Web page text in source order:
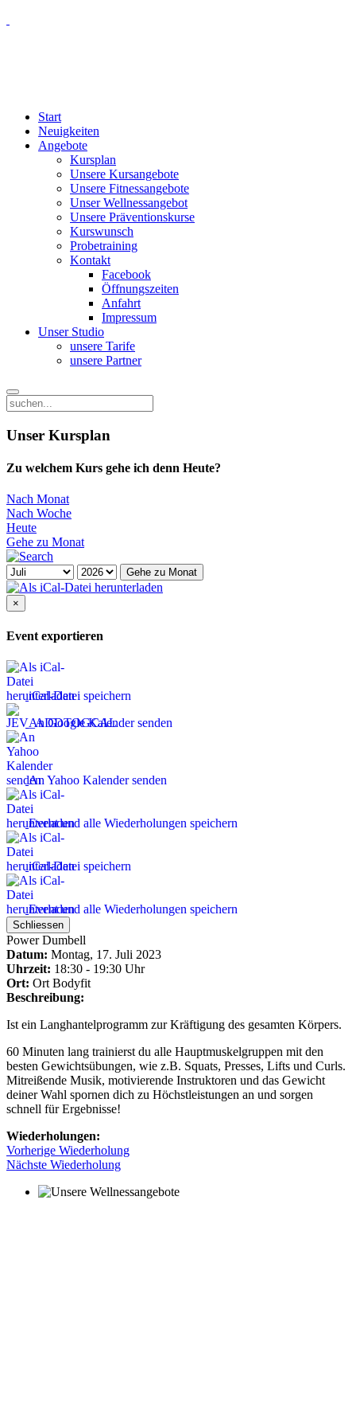
Start
Neuigkeiten
Angebote
Kursplan
Unsere Kursangebote
Unsere Fitnessangebote
Unser Wellnessangebot
Unsere Präventionskurse
Kurswunsch
Probetraining
Kontakt
Facebook
Öffnungszeiten
Anfahrt
Impressum
Unser Studio
unsere Tarife
unsere Partner
Unser Kursplan
Zu welchem Kurs gehe ich denn Heute?
Nach Monat
Nach Woche
Heute
Gehe zu Monat
Gehe zu Monat
×
Event exportieren
iCal-Datei speichern
An Google Kalender senden
An Yahoo Kalender senden
Event und alle Wiederholungen speichern
iCal-Datei speichern
Event und alle Wiederholungen speichern
Schliessen
Power Dumbell
Datum: Montag, 17. Juli 2023
Uhrzeit: 18:30 - 19:30 Uhr
Ort: Ort Bodyfit
Beschreibung:
Ist ein Langhantelprogramm zur Kräftigung des gesamten Körpers.
60 Minuten lang trainierst du alle Hauptmuskelgruppen mit den
besten Gewichtsübungen, wie z.B. Squats, Presses, Lifts und Curls.
Mitreißende Musik, motivierende Instruktoren und das Gewicht
deiner Wahl spornen dich zu Höchstleistungen an und sorgen
schnell für Ergebnisse!
Wiederholungen:
Vorherige Wiederholung
Nächste Wiederholung